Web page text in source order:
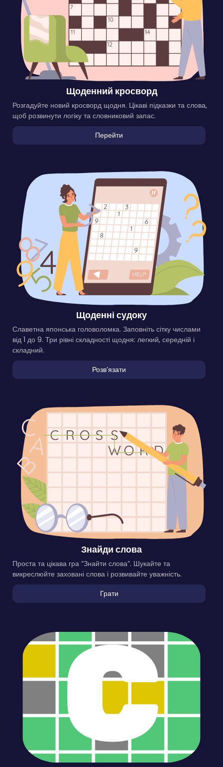
Щоденний кросворд
Розгадуйте новий кросворд щодня. Цікаві підказки та слова,
щоб розвинути логіку та словниковий запас.
Перейти
Щоденні судоку
Славетна японська головоломка. Заповніть сітку числами
від 1 до 9. Три рівні складності щодня: легкий, середній і
складний.
Розвʼязати
Знайди слова
Проста та цікава гра “Знайти слова”. Шукайте та
викреслюйте заховані слова і розвивайте уважність.
Грати